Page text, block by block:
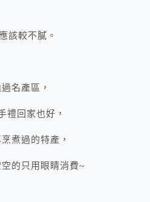
該較不膩。
名產區，
禮回家也好，
煮過的特產，
的只用眼睛消費~